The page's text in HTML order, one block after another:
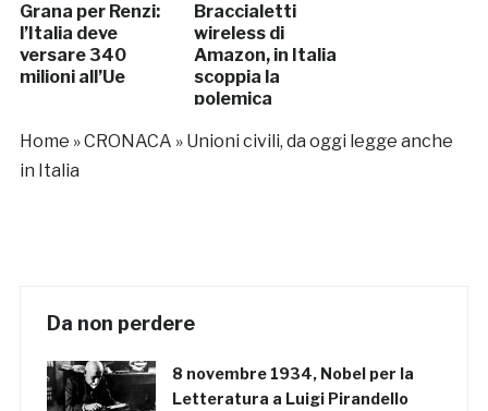
Grana per Renzi:
l’Italia deve
versare 340
milioni all’Ue
Braccialetti
wireless di
Amazon, in Italia
scoppia la
polemica
Home »CRONACA » Unioni civili, da oggi legge anche
in Italia
Da non perdere
8 novembre 1934, Nobel per la
Letteratura a Luigi Pirandello